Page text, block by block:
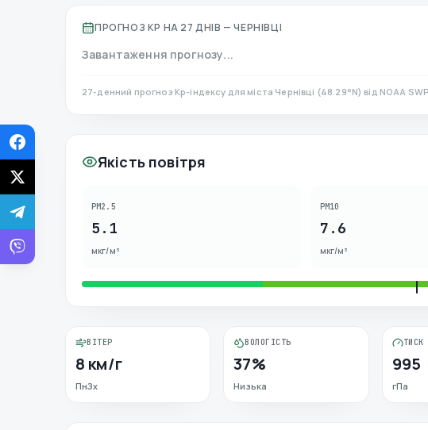
ПРОГНОЗ KP НА 27 ДНІВ — ЧЕРНІВЦІ
Завантаження прогнозу...
27-денний прогноз Kp-індексу для міста Чернівці (48.29°N) від NOAA
Якість повітря
PM2.5
5.1
мкг/м³
PM10
7.6
мкг/м³
ВІТЕР
8 км/г
ПнЗх
ВОЛОГІСТЬ
37%
Низька
ТИСК
995
гПа